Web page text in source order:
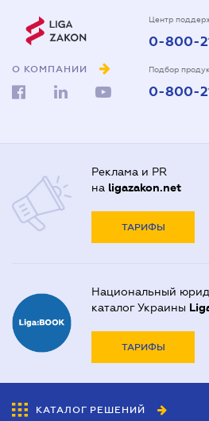
О КОМПАНИИ
Центр
0-800-
Подбор
0-800-
Реклама и PR
на ligazakon.net
ТАРИФЫ
Национальный
каталог Украины
ТАРИФЫ
КАТАЛОГ РЕШЕНИЙ